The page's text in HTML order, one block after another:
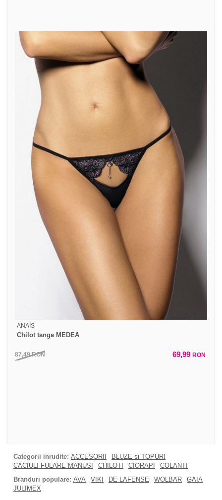
ANAIS
Chilot tanga MEDEA
87,49RON 69,99 RON
Categorii inrudite: ACCESORII
BLUZE si TOPURI
CACIULI FULARE MANUSI
CHILOTI CIORAPI
COLANTI
Branduri populare: AVA VIKI DE LAFENSE WOLBAR
GAIA
JULIMEX